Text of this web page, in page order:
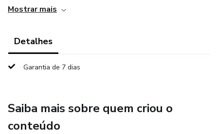
atenção, linguagem e resolução de problemas.
(podendo parcelar).
Agende sua triagem e avaliação para começar seu caminho
Mostrar mais
Detalhes
Garantia de 7 dias
Saiba mais sobre quem criou o
conteúdo